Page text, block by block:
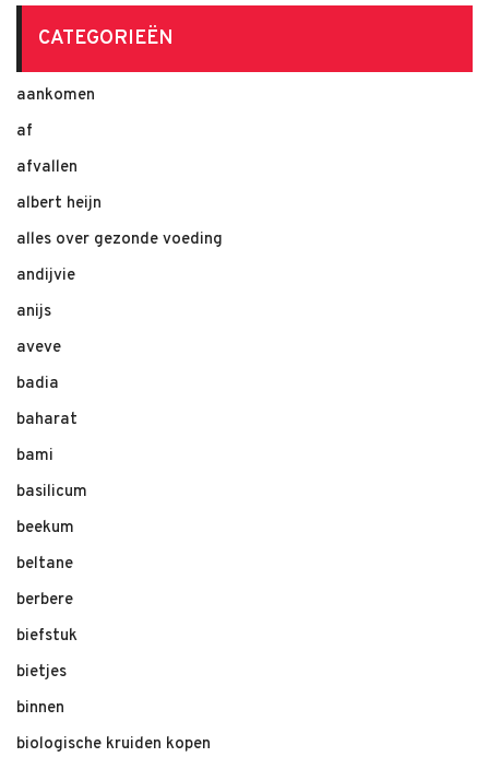
CATEGORIEËN
aankomen
af
afvallen
albert heijn
alles over gezonde voeding
andijvie
anijs
aveve
badia
baharat
bami
basilicum
beekum
beltane
berbere
biefstuk
bietjes
binnen
biologische kruiden kopen